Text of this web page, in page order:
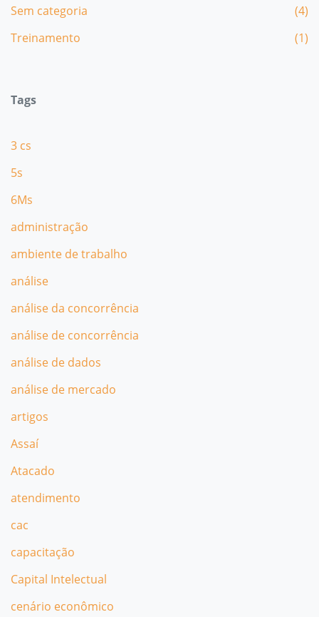
Sem categoria
(4)
Treinamento
(1)
Tags
3 cs
5s
6Ms
administração
ambiente de trabalho
análise
análise da concorrência
análise de concorrência
análise de dados
análise de mercado
artigos
Assaí
Atacado
atendimento
cac
capacitação
Capital Intelectual
cenário econômico